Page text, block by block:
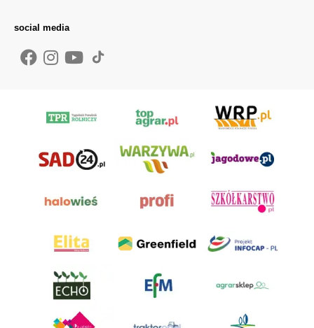
social media